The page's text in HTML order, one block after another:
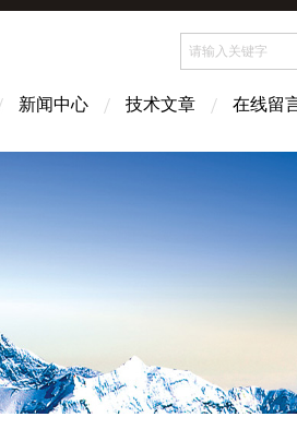
新闻中心 技术文章 在线留